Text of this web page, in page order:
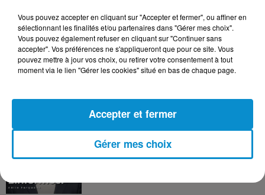
23 juillet 2026
Les Zinformés - 23/07/26
Vous pouvez accepter en cliquant sur "Accepter et fermer", ou affiner en
sélectionnant les finalités et/ou partenaires dans "Gérer mes choix".
Vous pouvez également refuser en cliquant sur "Continuer sans
accepter". Vos préférences ne s'appliqueront que pour ce site. Vous
pouvez mettre à jour vos choix, ou retirer votre consentement à tout
moment via le lien "Gérer les cookies" situé en bas de chaque page.
Gérer mes choix
Accepter et fermer